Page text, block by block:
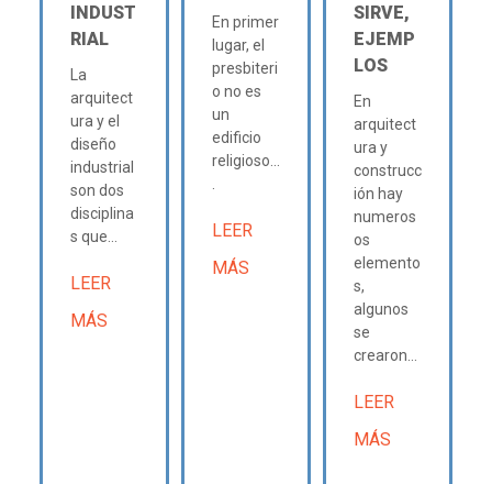
INDUST
RIAL
La
arquitect
ura y el
diseño
industrial
son dos
disciplina
s que...
LEER
MÁS
En primer
lugar, el
presbiteri
o no es
un
edificio
religioso...
LEER
MÁS
SIRVE,
EJEMP
LOS
En
arquitect
ura y
construcc
ión hay
numeros
os
elemento
s,
algunos
se
crearon...
LEER
MÁS